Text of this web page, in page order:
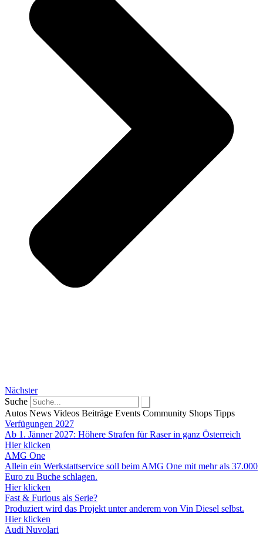
Nächster
Suche
Autos News Videos Beiträge Events Community Shops Tipps
Verfügungen 2027
Ab 1. Jänner 2027: Höhere Strafen für Raser in ganz Österreich
Hier klicken
AMG One
Allein ein Werkstattservice soll beim AMG One mit mehr als 37.000
Euro zu Buche schlagen.
Hier klicken
Fast & Furious als Serie?
Produziert wird das Projekt unter anderem von Vin Diesel selbst.
Hier klicken
Audi Nuvolari